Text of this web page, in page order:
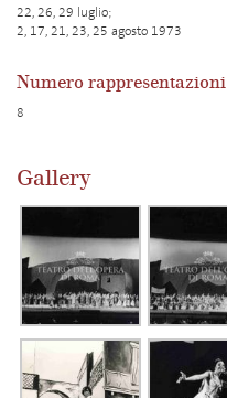
22, 26, 29 luglio;
2, 17, 21, 23, 25 agosto 1973
Numero rappresentazioni
8
Gallery